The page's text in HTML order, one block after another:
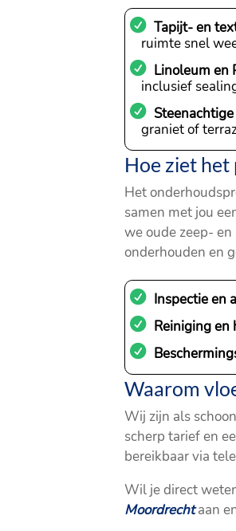
Tapijt- en
ruimte snel
Linoleum en
inclusief
graniet of
Hoe ziet
Het
samen met jou
we oude zeep-
onderhouden en
Inspectie en
Reiniging en
Waarom
Wij zijn als
scherp tarief en
bereikbaar via
Wil je direct
Moordrechtaan